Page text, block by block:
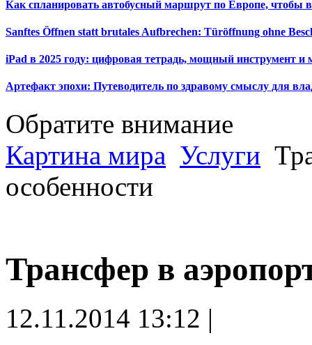
Как спланировать автобусный маршрут по Европе, чтобы
Sanftes Öffnen statt brutales Aufbrechen: Türöffnung ohne
iPad в 2025 году: цифровая тетрадь, мощный инструмент и
Артефакт эпохи: Путеводитель по здравому смыслу для
Обратите внимание
Картина мира Услуги
особенности
Трансфер в
12.11.2014 13:12 |